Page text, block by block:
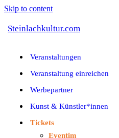
Skip to content
Steinlachkultur.com
Veranstaltungen
Veranstaltung einreichen
Werbepartner
Kunst & Künstler*innen
Tickets
Eventim